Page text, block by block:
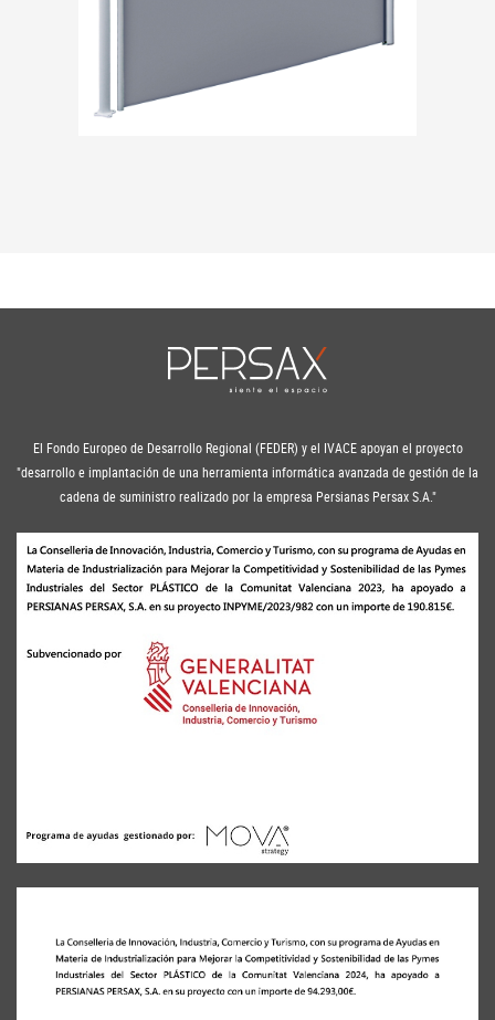
El Fondo Europeo de Desarrollo Regional (FEDER) y el IVACE apoyan el proyecto
"desarrollo e implantación de una herramienta informática avanzada de gestión de la
cadena de suministro realizado por la empresa Persianas Persax S.A."